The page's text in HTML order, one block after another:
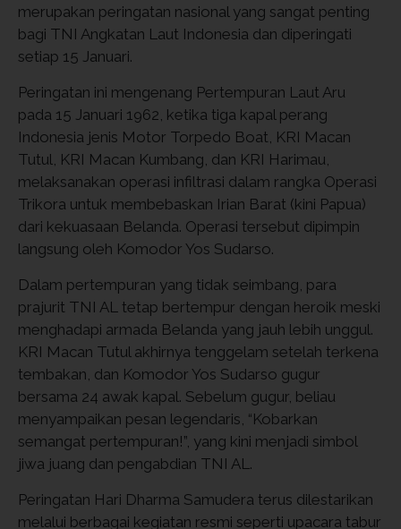
merupakan peringatan nasional yang sangat penting
bagi TNI Angkatan Laut Indonesia dan diperingati
setiap 15 Januari.
Peringatan ini mengenang Pertempuran Laut Aru
pada 15 Januari 1962, ketika tiga kapal perang
Indonesia jenis Motor Torpedo Boat, KRI Macan
Tutul, KRI Macan Kumbang, dan KRI Harimau,
melaksanakan operasi infiltrasi dalam rangka Operasi
Trikora untuk membebaskan Irian Barat (kini Papua)
dari kekuasaan Belanda. Operasi tersebut dipimpin
langsung oleh Komodor Yos Sudarso.
Dalam pertempuran yang tidak seimbang, para
prajurit TNI AL tetap bertempur dengan heroik meski
menghadapi armada Belanda yang jauh lebih unggul.
KRI Macan Tutul akhirnya tenggelam setelah terkena
tembakan, dan Komodor Yos Sudarso gugur
bersama 24 awak kapal. Sebelum gugur, beliau
menyampaikan pesan legendaris, “Kobarkan
semangat pertempuran!”, yang kini menjadi simbol
jiwa juang dan pengabdian TNI AL.
Peringatan Hari Dharma Samudera terus dilestarikan
melalui berbagai kegiatan resmi seperti upacara tabur